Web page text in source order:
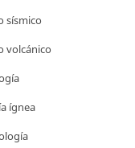
sísmico
volcánico
ígnea